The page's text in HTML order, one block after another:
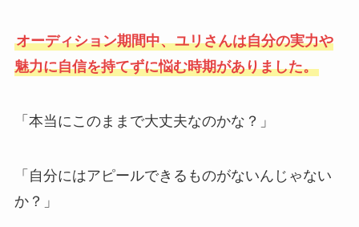
オーディション期間中、ユリさんは自分の実力や
魅力に自信を持てずに悩む時期がありました。
「本当にこのままで大丈夫なのかな？」
「自分にはアピールできるものがないんじゃない
か？」